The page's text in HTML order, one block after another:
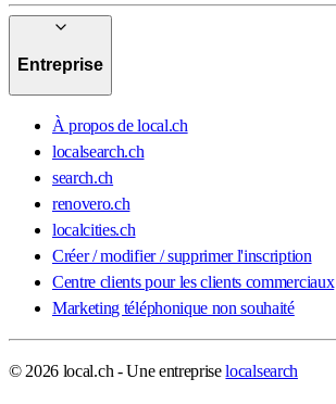
Entreprise
À propos de local.ch
localsearch.ch
search.ch
renovero.ch
localcities.ch
Créer / modifier / supprimer l'inscription
Centre clients pour les clients commerciaux
Marketing téléphonique non souhaité
© 2026 local.ch - Une entrepriselocalsearch